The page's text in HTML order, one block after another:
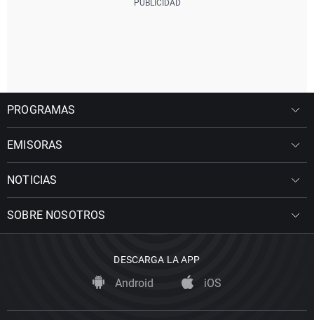
PROGRAMAS
EMISORAS
NOTICIAS
SOBRE NOSOTROS
DESCARGA LA APP
Android iOS